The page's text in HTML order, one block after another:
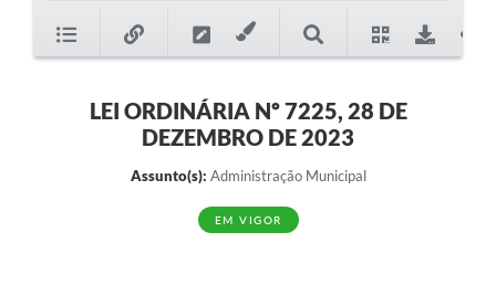
LEI ORDINÁRIA Nº 7225, 28 DE
DEZEMBRO DE 2023
Assunto(s): Administração Municipal
EM VIGOR